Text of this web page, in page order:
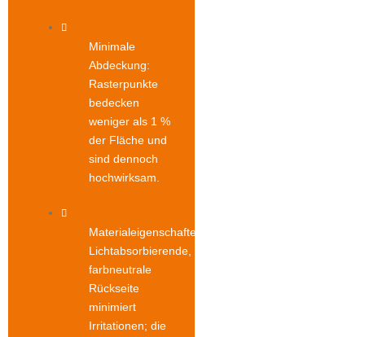
Minimale
Abdeckung:
Rasterpunkte
bedecken
weniger als 1 %
der Fläche und
sind dennoch
hochwirksam.
Materialeigenschaften:
Lichtabsorbierende,
farbneutrale
Rückseite
minimiert
Irritationen; die